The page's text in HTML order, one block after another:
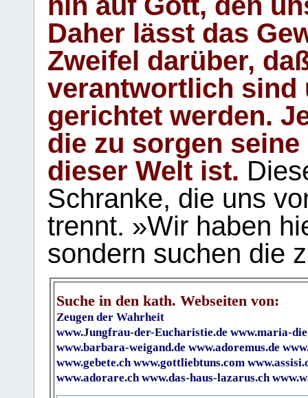
Daher lässt das
Zweifel darüber,
verantwortlich sind
gerichtet werden.
die zu sorgen
dieser Welt ist.
Schranke, die uns
trennt. »Wir haben
sondern suchen die
Suche in den kath. Webseiten von:
Zeugen der Wahrheit
www.Jungfrau-der-Eucharistie.de www.maria-
www.barbara-weigand.de www.adoremus.de
www.gebete.ch www.gottliebtuns.com
www.adorare.ch www.das-haus-lazarus.ch